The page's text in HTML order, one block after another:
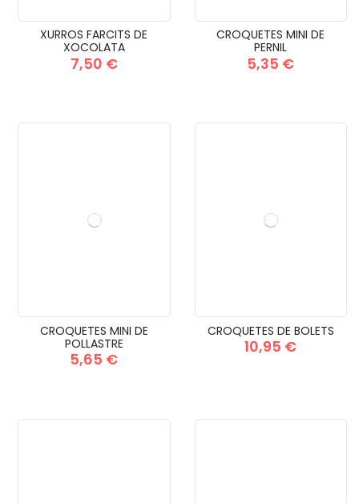
XURROS FARCITS DE
XOCOLATA
7,50 €
CROQUETES MINI DE
PERNIL
5,35 €
CROQUETES MINI DE
POLLASTRE
5,65 €
CROQUETES DE BOLETS
10,95 €